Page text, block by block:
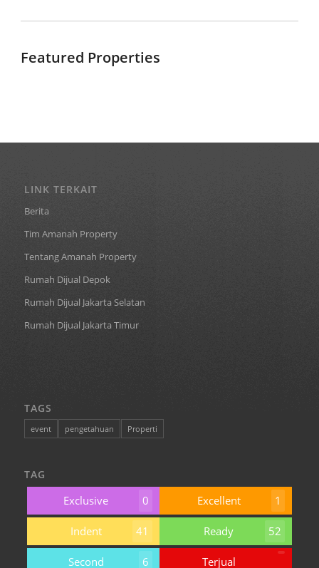
Featured Properties
LINK TERKAIT
Berita
Tim Amanah Property
Tentang Amanah Property
Rumah Dijual Depok
Rumah Dijual Jakarta Selatan
Rumah Dijual Jakarta Timur
TAGS
event pengetahuan Properti
TAG
Exclusive 0 Excellent 1
Indent 41 Ready 52
Second 6 Terjual